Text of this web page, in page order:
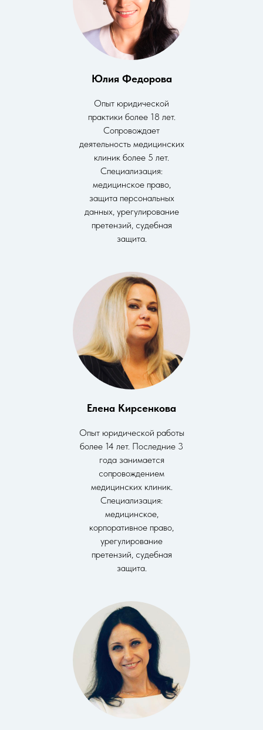
Юлия Федорова
Опыт юридической
практики более 18 лет.
Сопровождает
деятельность медицинских
клиник более 5 лет.
Специализация:
медицинское право,
защита персональных
данных, урегулирование
претензий, судебная
защита.
Елена Кирсенкова
Опыт юридической работы
более 14 лет. Последние 3
года занимается
сопровождением
медицинских клиник.
Специализация:
медицинское,
корпоративное право,
урегулирование
претензий, судебная
защита.